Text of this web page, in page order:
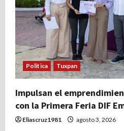
Politica Tuxpan
Impulsan el
con la Primera Feria DIF
Eliascruz1981 agosto 3, 2026